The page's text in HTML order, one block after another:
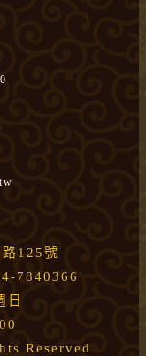
125號
7840366
日
Reserved